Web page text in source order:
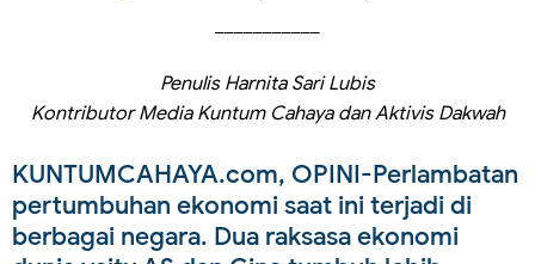
Penulis Harnita Sari Lubis
Kontributor Media Kuntum Cahaya dan Aktivis Dakwah
KUNTUMCAHAYA.com, OPINI-Perlambatan
pertumbuhan ekonomi saat ini terjadi di
berbagai negara. Dua raksasa ekonomi